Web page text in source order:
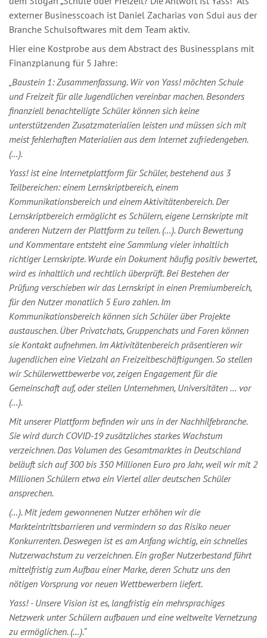
externer Businesscoach ist Daniel Zacharias von Sdui aus der
Branche Schulsoftwares mit dem Team aktiv.
Hier eine Kostprobe aus dem Abstract des Businessplans mit
Finanzplanung für 5 Jahre:
„Baustein 1: Zusammenfassung. Wir von Yass! möchten Schule
und Freizeit für alle Jugendlichen vereinbar machen. Besonders
finanziell benachteiligte Schüler können sich keine
unterstützenden Zusatzmaterialien leisten und müssen sich mit
meist fehlerhaften Materialien aus dem Internet zufriedengeben.
(…).
Yass! ist eine Internetplattform für Schüler, bestehend aus 3
Teilbereichen: einem Lernskriptbereich, einem
Kommunikationsbereich und einem Aktivitätenbereich. Der
Lernskriptbereich ermöglicht es Schülern, eigene Lernskripte mit
anderen Nutzern der Plattform zu teilen. (…). Durch Bewertung
und Kommentare entsteht eine Sammlung vieler inhaltlich
richtiger Lernskripte. Wurde ein Dokument häufig positiv bewertet,
wird es inhaltlich und rechtlich überprüft. Bei Bestehen der
Prüfung verschieben wir das Lernskript in einen Premiumbereich,
für den Nutzer monatlich 5 Euro zahlen. Im
Kommunikationsbereich können sich Schüler über Projekte
austauschen. Über Privatchats, Gruppenchats und Foren können
sie Kontakt aufnehmen. Im Aktivitätenbereich präsentieren wir
Jugendlichen eine Vielzahl an Freizeitbeschäftigungen. So stellen
wir Schülerwettbewerbe vor, zeigen Engagement für die
Gemeinschaft auf, oder stellen Unternehmen, Universitäten … vor
(…).
Mit unserer Plattform befinden wir uns in der Nachhilfebranche.
Sie wird durch COVID-19 zusätzliches starkes Wachstum
verzeichnen. Das Volumen des Gesamtmarktes in Deutschland
beläuft sich auf 300 bis 350 Millionen Euro pro Jahr, weil wir mit 2
Millionen Schülern etwa ein Viertel aller deutschen Schüler
ansprechen.
(…). Mit jedem gewonnenen Nutzer erhöhen wir die
Markteintrittsbarrieren und vermindern so das Risiko neuer
Konkurrenten. Deswegen ist es am Anfang wichtig, ein schnelles
Nutzerwachstum zu verzeichnen. Ein großer Nutzerbestand führt
mittelfristig zum Aufbau einer Marke, deren Schutz uns den
nötigen Vorsprung vor neuen Wettbewerbern liefert.
Yass! - Unsere Vision ist es, langfristig ein mehrsprachiges
Netzwerk unter Schülern aufbauen und eine weltweite Vernetzung
zu ermöglichen. (…).“